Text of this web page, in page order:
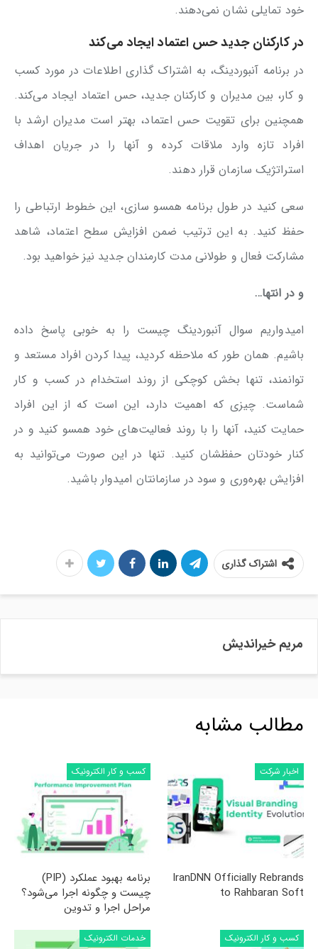
خود تمایلی نشان نمی‌دهند.
در کارکنان جدید حس اعتماد ایجاد می‌کند
در برنامه آنبوردینگ، به اشتراک گذاری اطلاعات در مورد کسب
و کار، بین مدیران و کارکنان جدید، حس اعتماد ایجاد می‌کند.
همچنین برای تقویت حس اعتماد، بهتر است مدیران ارشد با
افراد تازه وارد ملاقات کرده و آنها را در جریان اهداف
استراتژیک سازمان قرار دهند.
سعی کنید در طول برنامه همسو سازی، این خطوط ارتباطی را
حفظ کنید. به این ترتیب ضمن افزایش سطح اعتماد، شاهد
مشارکت فعال و طولانی مدت کارمندان جدید نیز خواهید بود.
و در انتها…
امیدواریم سوال آنبوردینگ چیست را به خوبی پاسخ داده
باشیم. همان طور که ملاحظه کردید، پیدا کردن افراد مستعد و
توانمند، تنها بخش کوچکی از روند استخدام در کسب و کار
شماست. چیزی که اهمیت دارد، این است که از این افراد
حمایت کنید، آنها را با روند فعالیت‌های خود همسو کنید و در
کنار خودتان حفظشان کنید. تنها در این صورت می‌توانید به
افزایش بهره‌وری و سود در سازمانتان امیدوار باشید.
اشتراک گذاری
مریم خیراندیش
مطالب مشابه
اخبار شرکت
IranDNN Officially Rebrands
to Rahbaran Soft
کسب و کار الکترونیک
برنامه بهبود عملکرد (PIP)
چیست و چگونه اجرا می‌شود؟
مراحل اجرا و تدوین
کسب و کار الکترونیک خدمات الکترونیک